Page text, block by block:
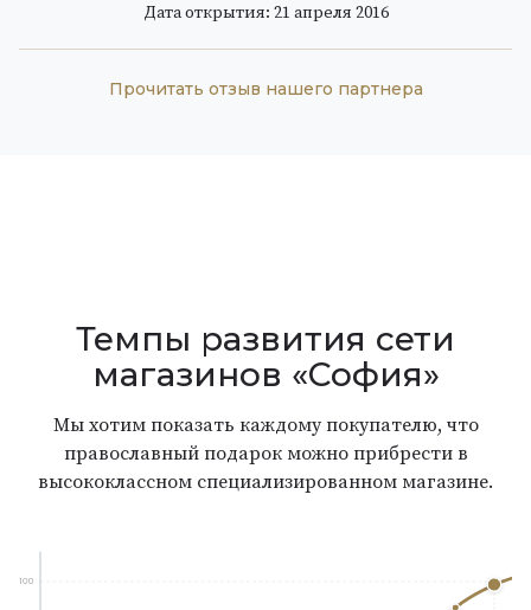
Дата открытия: 21 апреля 2016
Прочитать отзыв нашего партнера
Темпы развития сети
магазинов «София»
Мы хотим показать каждому покупателю, что
православный подарок можно прибрести в
высококлассном специализированном магазине.